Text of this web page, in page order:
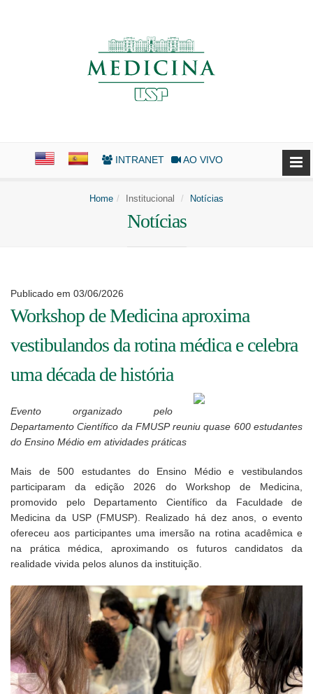
INTRANET AO VIVO
Home Institucional Notícias
Notícias
Publicado em 03/06/2026
Workshop de Medicina aproxima
vestibulandos da rotina médica e celebra
uma década de história
Evento organizado pelo
Departamento Científico da FMUSP reuniu quase 600 estudantes
do Ensino Médio em atividades práticas
Mais de 500 estudantes do Ensino Médio e vestibulandos
participaram da edição 2026 do Workshop de Medicina,
promovido pelo Departamento Científico da Faculdade de
Medicina da USP (FMUSP). Realizado há dez anos, o evento
ofereceu aos participantes uma imersão na rotina acadêmica e
na prática médica, aproximando os futuros candidatos da
realidade vivida pelos alunos da instituição.